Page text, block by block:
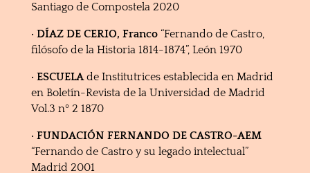
Santiago de Compostela 2020
· DÍAZ DE CERIO, Franco “Fernando de Castro,
filósofo de la Historia 1814-1874”, León 1970
· ESCUELAde Institutrices establecida en Madrid
en Boletín-Revista de la Universidad de Madrid
Vol.3 nº 2 1870
· FUNDACIÓN FERNANDO DE CASTRO-AEM
“Fernando de Castro y su legado intelectual”
Madrid 2001